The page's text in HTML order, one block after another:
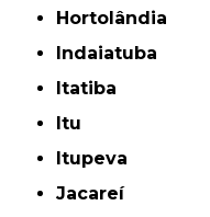
Hortolândia
Indaiatuba
Itatiba
Itu
Itupeva
Jacareí